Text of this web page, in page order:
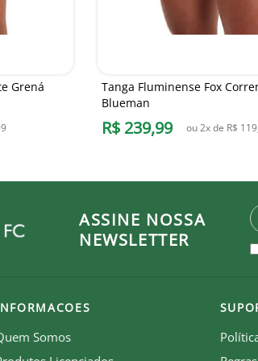
Grená
Tanga Fluminense Fox
Blueman
R$ 239,99 ou2x de R$ 119
ASSINE NOSSA
NEWSLETTER
Somos